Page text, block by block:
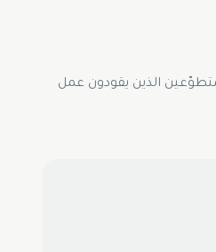
الذين يقودون عمل